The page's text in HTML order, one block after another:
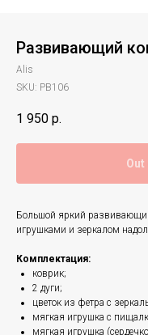
Развивающий
Alis
SKU: PB106
1 950 р.
Большой яркий
игрушками и зеркалом
Комплектация:
коврик;
2 дуги;
цветок из фетра с
мягкая игрушка с
мягкая игрушка